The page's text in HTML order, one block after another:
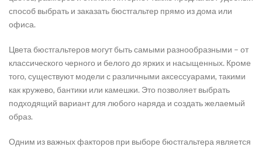
способ выбрать и заказать бюстгальтер прямо из дома или
офиса.
Цвета бюстгальтеров могут быть самыми разнообразными – от
классического черного и белого до ярких и насыщенных. Кроме
того, существуют модели с различными аксессуарами, такими
как кружево, бантики или камешки. Это позволяет выбрать
подходящий вариант для любого наряда и создать желаемый
образ.
Одним из важных факторов при выборе бюстгальтера является